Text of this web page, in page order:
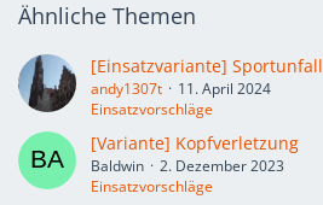
Ähnliche Themen
[Einsatzvariante] Sportunfall
andy1307t
11. April 2024
Einsatzvorschläge
[Variante] Kopfverletzung
Baldwin
2. Dezember 2023
Einsatzvorschläge